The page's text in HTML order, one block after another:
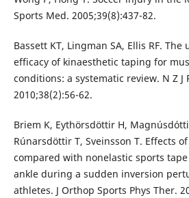
Sports Med. 2005;39(8):437-82.
Bassett KT, Lingman SA, Ellis RF.
efficacy of kinaesthetic taping for
conditions: a systematic review. N Z J
2010;38(2):56-62.
Briem K, Eythörsdöttir H,
Rúnarsdöttir T, Sveinsson T. Effects
compared with nonelastic sports
ankle during a sudden inversion
athletes. J Orthop Sports Phys Ther.